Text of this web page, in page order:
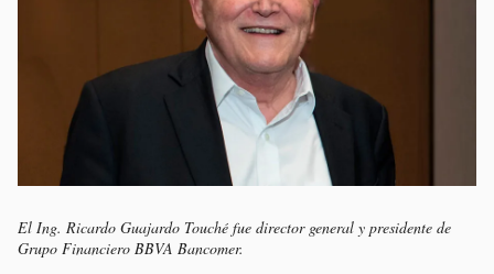
El Ing. Ricardo Guajardo Touché fue director general y presidente de
Grupo Financiero BBVA Bancomer.